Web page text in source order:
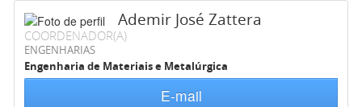
Ademir José Zattera
COORDENADOR(A)
ENGENHARIAS
Engenharia de Materiais e Metalúrgica
E-mail